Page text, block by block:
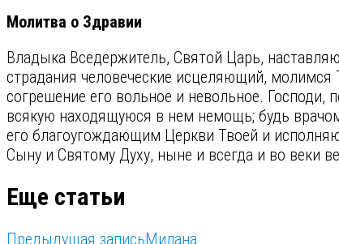
Молитва о Здравии
Владыка Вседержитель, Святой Царь,
страдания человеческие исцеляющий,
согрешение его вольное и невольное. Господи,
всякую находящуюся в нем немощь; будь
его благоугождающим Церкви Твоей и
Сыну и Святому Духу, ныне и всегда и во веки
Еще статьи
Предыдущая записьМилана